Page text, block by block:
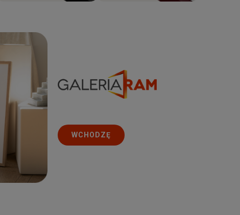
WCHODZĘ